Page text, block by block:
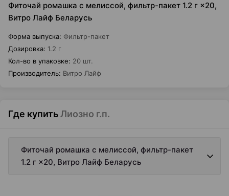
Фиточай ромашка с мелиссой, фильтр-пакет 1.2 г ×20,
Витро Лайф Беларусь
Форма выпуска: Фильтр-пакет
Дозировка: 1.2 г
Кол-во в упаковке: 20 шт.
Производитель: Витро Лайф
Где купитьЛиозно г.п.
Фиточай ромашка с мелиссой, фильтр-пакет
1.2 г ×20, Витро Лайф Беларусь